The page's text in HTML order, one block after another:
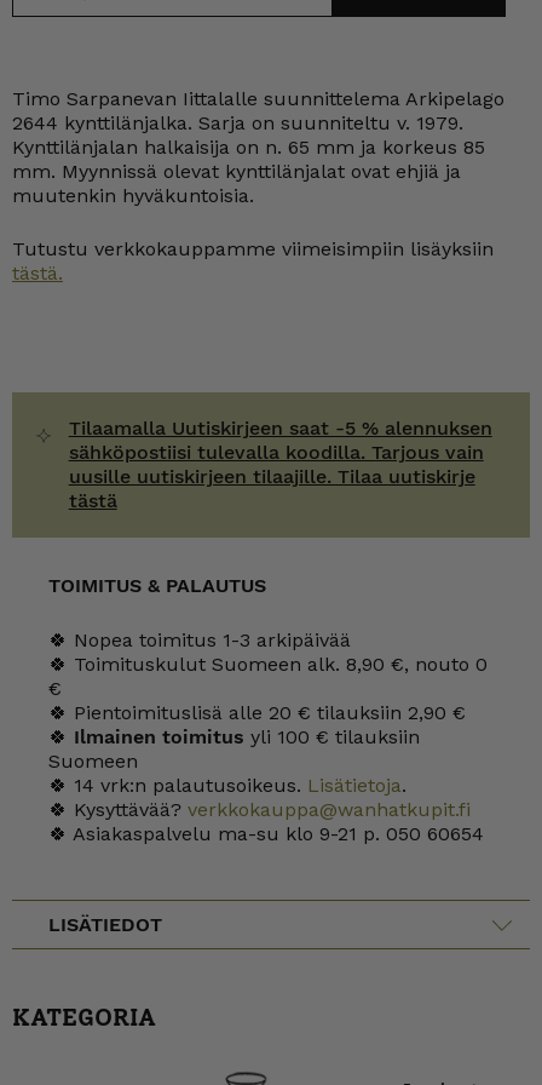
Timo Sarpanevan Iittalalle suunnittelema Arkipelago
2644 kynttilänjalka. Sarja on suunniteltu v. 1979.
Kynttilänjalan halkaisija on n. 65 mm ja korkeus 85
mm. Myynnissä olevat kynttilänjalat ovat ehjiä ja
muutenkin hyväkuntoisia.
Tutustu verkkokauppamme viimeisimpiin lisäyksiin
tästä.
Tilaamalla Uutiskirjeen saat -5 % alennuksen
sähköpostiisi tulevalla koodilla. Tarjous vain
uusille uutiskirjeen tilaajille. Tilaa uutiskirje
tästä
TOIMITUS & PALAUTUS
🍀 Nopea toimitus 1-3 arkipäivää
🍀 Toimituskulut Suomeen alk. 8,90 €, nouto 0
€
🍀 Pientoimituslisä alle 20 € tilauksiin 2,90 €
🍀 Ilmainen toimitus yli 100 € tilauksiin
Suomeen
🍀 14 vrk:n palautusoikeus. Lisätietoja.
🍀 Kysyttävää? verkkokauppa@wanhatkupit.fi
🍀 Asiakaspalvelu ma-su klo 9-21 p. 050 60654
LISÄTIEDOT
KATEGORIA